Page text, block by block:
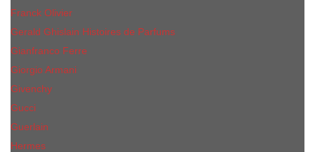
Franck Olivier
Gerald Ghislain Histoires de Parfums
Gianfranco Ferre
Giorgio Armani
Givenchy
Gucci
Guerlain
Hermes